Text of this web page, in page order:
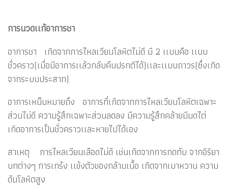
การนวดเเก้อาการชา
อาการชา เกิดจากการไหลเวียนโลหิตไม่ดี มี 2 เเบบคือ เเบบ
ชั่วคราว(เมื่อมีอาการเเล้วกลับคืนปรกติได้)เเละเเบบถาวร(ซึ่งเกิด
จากระบบประสาท)
อาการเหน็บหมายถึง อาการที่เกิดจากการไหลเวียนโลหิตเฉพาะ
ส่วนไม่ดี ความรู้สึกเฉพาะส่วนลดลง มีความรู้สึกคล้ายมีมดไต่
เกิดอาการเป็นชั่วคราวเเละหายไปได้เอง
สาเหตุ การไหลเวียนเลือดไม่ดี เช่นเกิดจากการกดทับ จากอิริยา
บทต่างๆ การเกร้ง เเข้งตัวของกล้ามเนื้อ เกิดจากเบาหวาน ความ
ดันโลหิตสูง